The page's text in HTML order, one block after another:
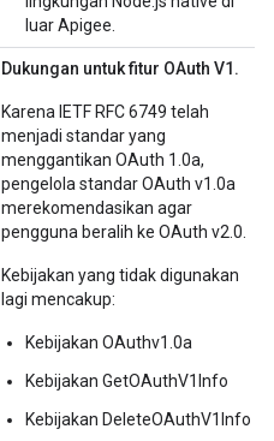
luar Apigee.
Dukungan untuk fitur OAuth V1.
Karena IETF RFC 6749 telah
menjadi standar yang
menggantikan OAuth 1.0a,
pengelola standar OAuth v1.0a
merekomendasikan agar
pengguna beralih ke OAuth v2.0.
Kebijakan yang tidak digunakan
lagi mencakup:
Kebijakan OAuthv1.0a
Kebijakan GetOAuthV1Info
Kebijakan DeleteOAuthV1Info